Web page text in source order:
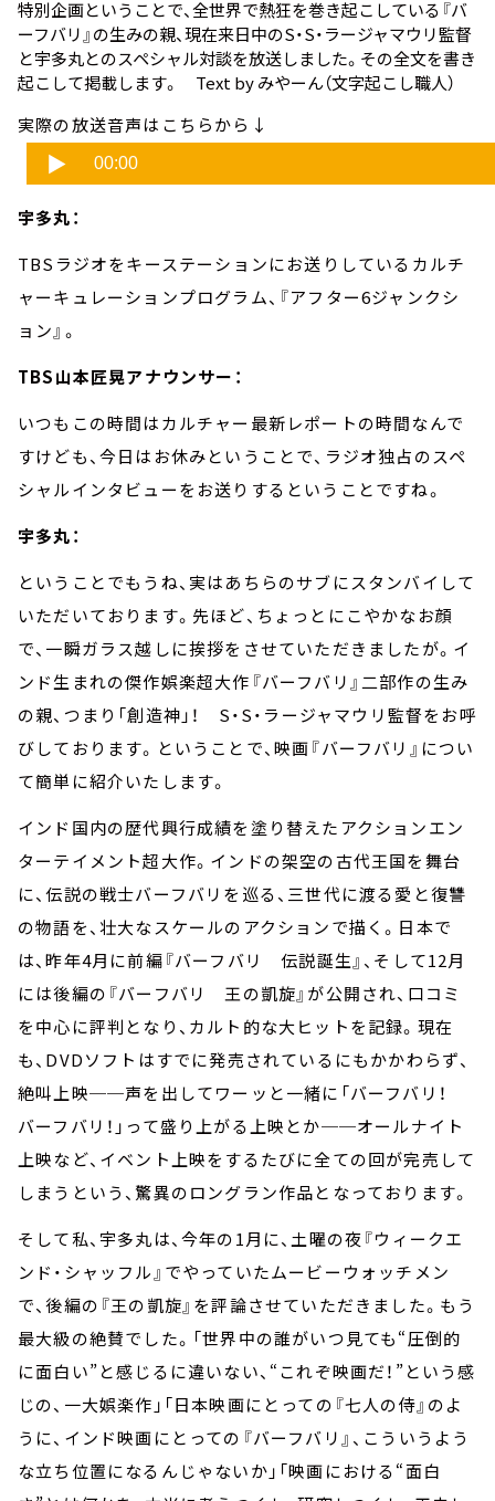
特別企画ということで、全世界で熱狂を巻き起こしている 『バ
ーフバリ』の生みの親、現在来日中のS・S・ラージャマウリ監督
と宇多丸とのスペシャル対談を放送しました。その全文を書き
起こして掲載します。 Text by みやーん（文字起こし職人）
実際の放送音声はこちらから↓
宇多丸：
TBS ラジオをキーステーションにお送りしているカルチ
ャーキュレーションプログラム、『アフター6ジャンクシ
ョン』。
TBS山本匠晃アナウンサー：
いつもこの時間はカルチャー最新レポートの時間なんで
すけども、今日はお休みということで、ラジオ独占のスペ
シャルインタビューをお送りするということですね。
宇多丸：
ということでもうね、実はあちらのサブにスタンバイして
いただいております。先ほど、ちょっとにこやかなお顔
で、一瞬ガラス越しに挨拶をさせていただきましたが。イ
ンド生まれの傑作娯楽超大作『バーフバリ』二部作の生み
の親、つまり「創造神」！ S・S・ラージャマウリ監督をお呼
びしております。ということで、映画『バーフバリ』につい
て簡単に紹介いたします。
インド国内の歴代興行成績を塗り替えたアクションエン
ターテイメント超大作。インドの架空の古代王国を舞台
に、伝説の戦士バーフバリを巡る、三世代に渡る愛と復讐
の物語を、壮大なスケールのアクションで描く。日本で
は、昨年4月に前編『バーフバリ 伝説誕生』、そして12月
には後編の『バーフバリ 王の凱旋』が公開され、口コミ
を中心に評判となり、カルト的な大ヒットを記録。現在
も、 DVDソフトはすでに発売されているにもかかわらず、
絶叫上映──声を出してワーッと一緒に「バーフバリ！
バーフバリ！」って盛り上がる上映とか──オールナイト
上映など、イベント上映をするたびに全ての回が完売して
しまうという、驚異のロングラン作品となっております。
そして私、宇多丸は、今年の1月に、土曜の夜『ウィークエ
ンド・シャッフル』でやっていたムービーウォッチメン
で、後編の『王の凱旋』を評論させていただきました。もう
最大級の絶賛でした。「世界中の誰がいつ見ても“圧倒的
に面白い”と感じるに違いない、 “これぞ映画だ！ ”という感
じの、一大娯楽作」「日本映画にとっての『七人の侍』のよ
うに、インド映画にとっての『バーフバリ』、こういうよう
な立ち位置になるんじゃないか」「映画における“面白